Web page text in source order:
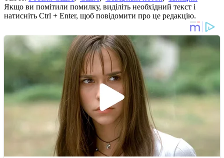
Якщо ви помітили помилку, виділіть необхідний текст і
натисніть Ctrl + Enter, щоб повідомити про це редакцію.